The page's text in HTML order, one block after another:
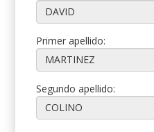
Primer apellido:
Segundo apellido: